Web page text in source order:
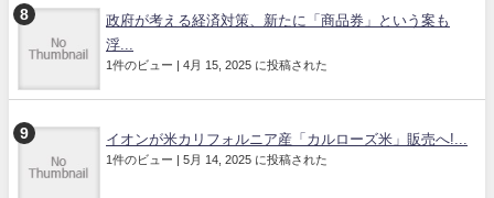
政府が考える経済対策、新たに「商品券」という案も
浮...
1件のビュー 4月 15, 2025 に投稿された
イオンが米カリフォルニア産「カルローズ米」販売へ!...
1件のビュー 5月 14, 2025 に投稿された